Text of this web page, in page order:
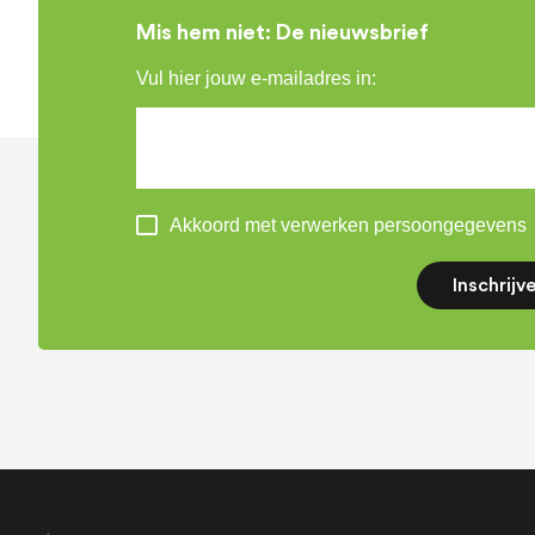
Mis hem niet: De nieuwsbrief
Vul hier jouw e-mailadres in:
Akkoord met verwerken persoongegevens